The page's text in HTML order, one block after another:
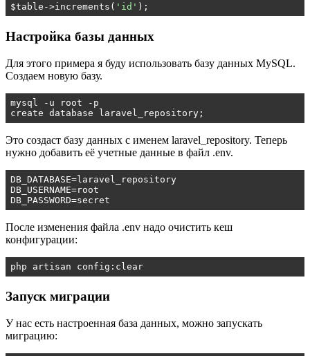
$table->increments( 'id' );
Настройка базы данных
Для этого примера я буду использовать базу данных MySQL.
Создаем новую базу.
mysql -u root -p
create database laravel_repository;
Это создаст базу данных с именем laravel_repository. Теперь
нужно добавить её учетные данные в файл .env.
DB_DATABASE=laravel_repository
DB_USERNAME=root
DB_PASSWORD=secret
После изменения файла .env надо очистить кеш
конфигурации:
php artisan config:clear
Запуск миграции
У нас есть настроенная база данных, можно запускать
миграцию: